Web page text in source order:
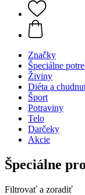
Značky
Špeciálne
Živiny
Diéta a
Šport
Potraviny
Telo
Darčeky
Akcie
Špeciálne
Filtrovať a zoradiť